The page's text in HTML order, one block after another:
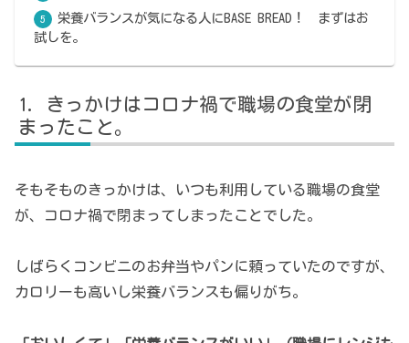
栄養バランスが気になる人にBASE BREAD！ まずはお
試しを。
きっかけはコロナ禍で職場の食堂が閉
まったこと。
そもそものきっかけは、いつも利用している職場の食堂
が、コロナ禍で閉まってしまったことでした。
しばらくコンビニのお弁当やパンに頼っていたのですが、
カロリーも高いし栄養バランスも偏りがち。